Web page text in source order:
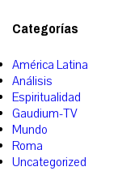
Categorías
América Latina
Análisis
Espiritualidad
Gaudium-TV
Mundo
Roma
Uncategorized